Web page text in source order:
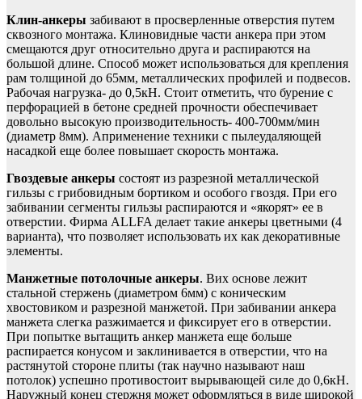
Клин-анкеры забивают в просверленные отверстия путем
сквозного монтажа. Клиновидные части анкера при этом
смещаются друг относительно друга и распираются на
большой длине. Способ может использоваться для крепления
рам толщиной до 65мм, металлических профилей и подвесов.
Рабочая нагрузка- до 0,5кН. Стоит отметить, что бурение с
перфорацией в бетоне средней прочности обеспечивает
довольно высокую производительность- 400-700мм/мин
(диаметр 8мм). Априменение техники с пылеудаляющей
насадкой еще более повышает скорость монтажа.
Гвоздевые анкеры состоят из разрезной металлической
гильзы с грибовидным бортиком и особого гвоздя. При его
забивании сегменты гильзы распираются и «якорят» ее в
отверстии. Фирма ALLFA делает такие анкеры цветными (4
варианта), что позволяет использовать их как декоративные
элементы.
Манжетные потолочные анкеры. Вих основе лежит
стальной стержень (диаметром 6мм) с коническим
хвостовиком и разрезной манжетой. При забивании анкера
манжета слегка разжимается и фиксирует его в отверстии.
При попытке вытащить анкер манжета еще больше
распирается конусом и заклинивается в отверстии, что на
растянутой стороне плиты (так научно называют наш
потолок) успешно противостоит вырывающей силе до 0,6кН.
Наружный конец стержня может оформляться в виде широкой